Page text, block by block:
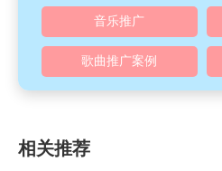
音乐推广
歌曲推广案例
相关推荐